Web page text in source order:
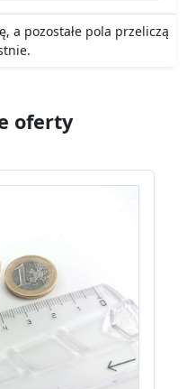
a pozostałe pola przeliczą
oferty